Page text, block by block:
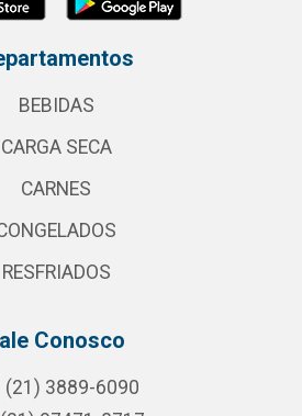
BEBIDAS
CARGA SECA
CARNES
RESFRIADOS
Conosco
(21) 3889-6090